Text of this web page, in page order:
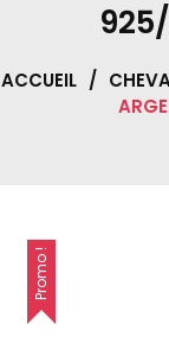
ACCUEIL /
Promo !